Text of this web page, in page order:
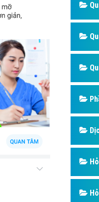
Dịch vụ
Thiết kế ứng
Quảng cáo
Quảng cáo
Định nghĩa